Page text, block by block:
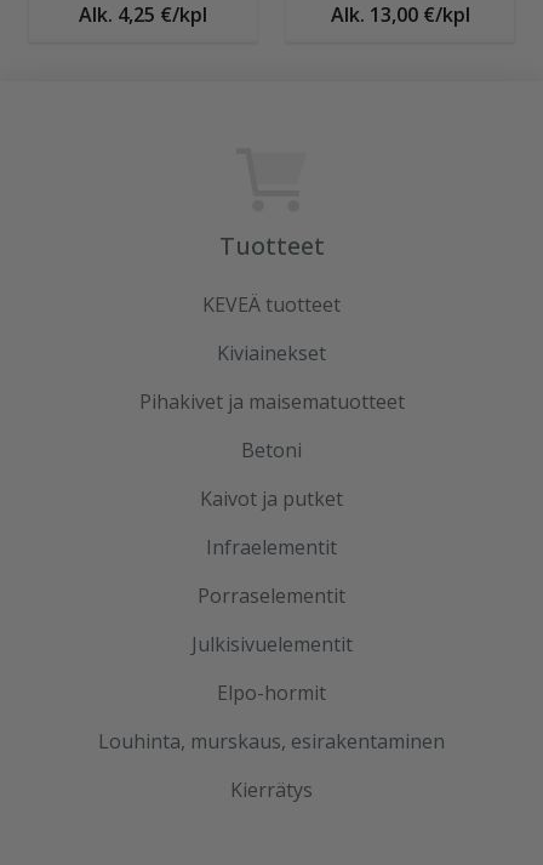
Alk. 4,25 €/kpl
Alk. 13,00 €/kpl
Tuotteet
KEVEÄ tuotteet
Kiviainekset
Pihakivet ja maisematuotteet
Betoni
Kaivot ja putket
Infraelementit
Porraselementit
Julkisivuelementit
Elpo-hormit
Louhinta, murskaus, esirakentaminen
Kierrätys